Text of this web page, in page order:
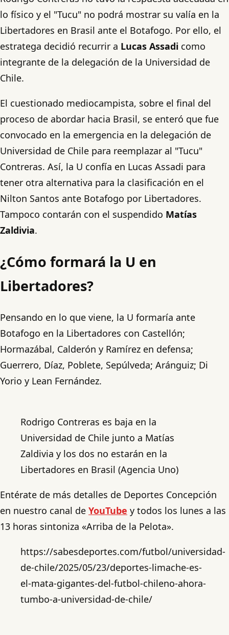
lo físico y el "Tucu" no podrá mostrar su valía en la
Libertadores en Brasil ante el Botafogo. Por ello, el
estratega decidió recurrir a Lucas Assadi como
integrante de la delegación de la Universidad de
Chile.
El cuestionado mediocampista, sobre el final del
proceso de abordar hacia Brasil, se enteró que fue
convocado en la emergencia en la delegación de
Universidad de Chile para reemplazar al "Tucu"
Contreras. Así, la U confía en Lucas Assadi para
tener otra alternativa para la clasificación en el
Nilton Santos ante Botafogo por Libertadores.
Tampoco contarán con el suspendido Matías
Zaldivia.
¿Cómo formará la U en
Libertadores?
Pensando en lo que viene, la U formaría ante
Botafogo en la Libertadores con Castellón;
Hormazábal, Calderón y Ramírez en defensa;
Guerrero, Díaz, Poblete, Sepúlveda; Aránguiz; Di
Yorio y Lean Fernández.
Rodrigo Contreras es baja en la
Universidad de Chile junto a Matías
Zaldivia y los dos no estarán en la
Libertadores en Brasil (Agencia Uno)
Entérate de más detalles de Deportes Concepción
en nuestro canal de YouTube y todos los lunes a las
13 horas sintoniza «Arriba de la Pelota».
https://sabesdeportes.com/futbol/universidad-
de-chile/2025/05/23/deportes-limache-es-
el-mata-gigantes-del-futbol-chileno-ahora-
tumbo-a-universidad-de-chile/